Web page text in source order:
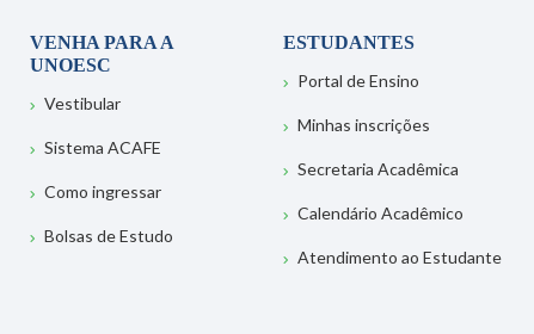
VENHA PARA A
UNOESC
Vestibular
Sistema ACAFE
Como ingressar
Bolsas de Estudo
ESTUDANTES
Portal de Ensino
Minhas inscrições
Secretaria Acadêmica
Calendário Acadêmico
Atendimento ao Estudante